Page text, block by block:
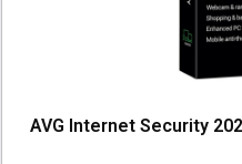
AVG Internet Security